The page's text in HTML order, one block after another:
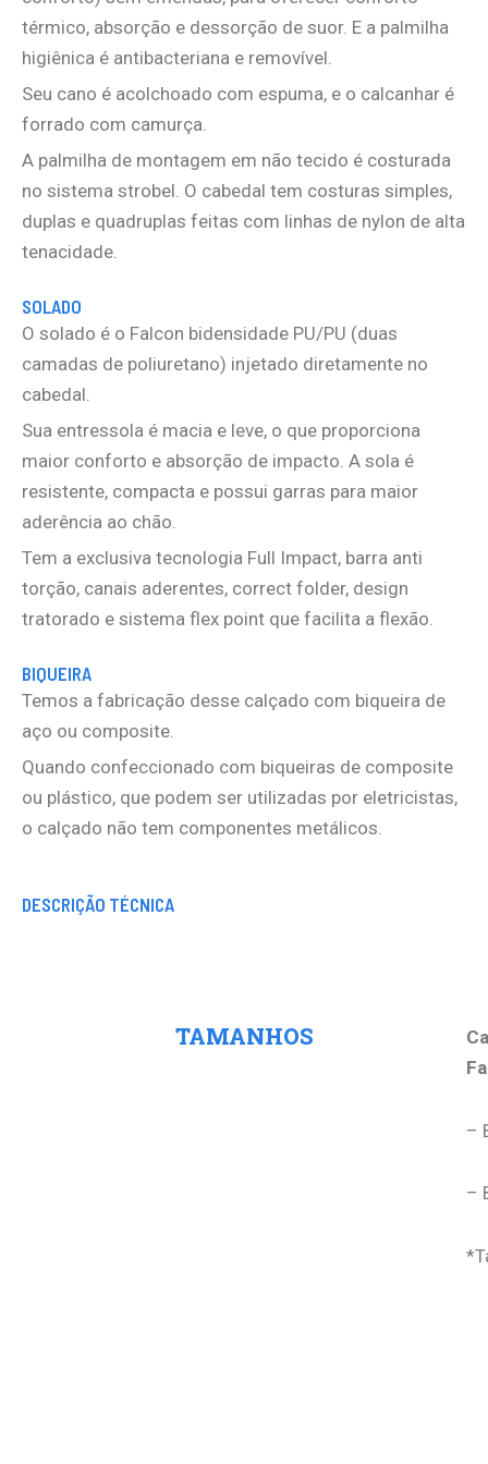
térmico, absorção e dessorção de suor. E a palmilha
higiênica é antibacteriana e removível.
Seu cano é acolchoado com espuma, e o calcanhar é
forrado com camurça.
A palmilha de montagem em não tecido é costurada
no sistema strobel. O cabedal tem costuras simples,
duplas e quadruplas feitas com linhas de nylon de alta
tenacidade.
SOLADO
O solado é o Falcon bidensidade PU/PU (duas
camadas de poliuretano) injetado diretamente no
cabedal.
Sua entressola é macia e leve, o que proporciona
maior conforto e absorção de impacto. A sola é
resistente, compacta e possui garras para maior
aderência ao chão.
Tem a exclusiva tecnologia Full Impact, barra anti
torção, canais aderentes, correct folder, design
tratorado e sistema flex point que facilita a flexão.
BIQUEIRA
Temos a fabricação desse calçado com biqueira de
aço ou composite.
Quando confeccionado com biqueiras de composite
ou plástico, que podem ser utilizadas por eletricistas,
o calçado não tem componentes metálicos.
DESCRIÇÃO TÉCNICA
TAMANHOS
–
–